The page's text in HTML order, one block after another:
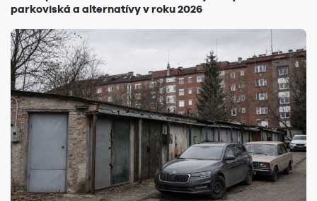
parkoviská a alternatívy v roku 2026